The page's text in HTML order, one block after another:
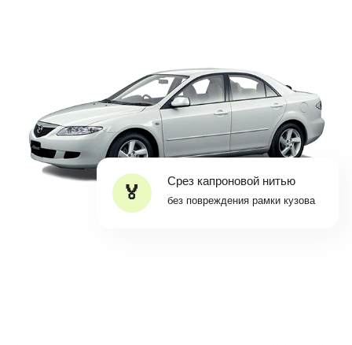
Срез капроновой нитью
без повреждения рамки кузова